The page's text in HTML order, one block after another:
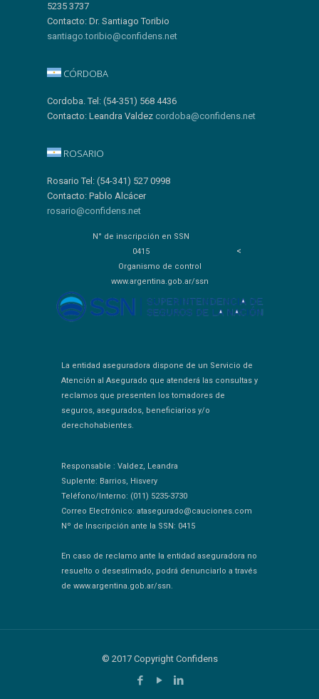
5235 3737
Contacto: Dr. Santiago Toribio
santiago.toribio@confidens.net
CÓRDOBA
Cordoba. Tel: (54-351) 568 4436
Contacto: Leandra Valdez cordoba@confidens.net
ROSARIO
Rosario Tel: (54-341) 527 0998
Contacto: Pablo Alcácer
rosario@confidens.net
N° de inscripción en SSN
0415
<
Organismo de control
www.argentina.gob.ar/ssn
La entidad aseguradora dispone de un Servicio de
Atención al Asegurado que atenderá las consultas y
reclamos que presenten los tomadores de
seguros, asegurados, beneficiarios y/o
derechohabientes.
Responsable : Valdez, Leandra
Suplente: Barrios, Hisvery
Teléfono/Interno: (011) 5235-3730
Correo Electrónico: atasegurado@cauciones.com
Nº de Inscripción ante la SSN: 0415
En caso de reclamo ante la entidad aseguradora no
resuelto o desestimado, podrá denunciarlo a través
de www.argentina.gob.ar/ssn.
© 2017 Copyright Confidens